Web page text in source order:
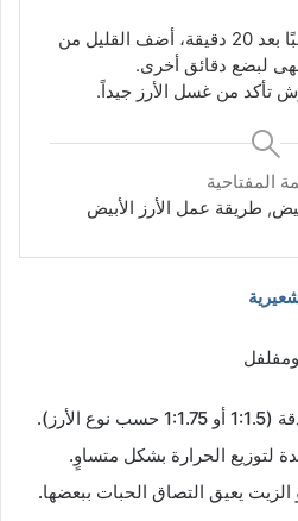
إذا كان الأرز لا يزال صلبًا بعد 20 دقيقة، أضف القليل من
لبضع دقائق أخرى.
تأكد من غسل الأرز جيداً.
المفتاحية
طريقة عمل الأرز الأبيض
الأرز).
لتوزيع الحرارة بشكل متساوٍ.
الزيت يعيق التصاق الحبات ببعضها.